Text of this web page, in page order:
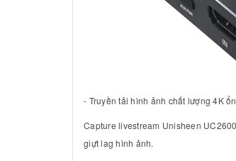
- Truyền tải hình ảnh chất lượng 4K
Capture livestream Unisheen
giựt lag hình ảnh.